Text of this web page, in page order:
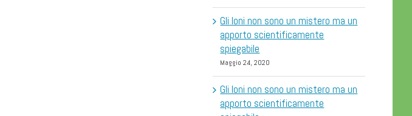
Gli Ioni non sono un mistero ma un
apporto scientificamente
spiegabile
Maggio 24, 2020
Gli Ioni non sono un mistero ma un
apporto scientificamente